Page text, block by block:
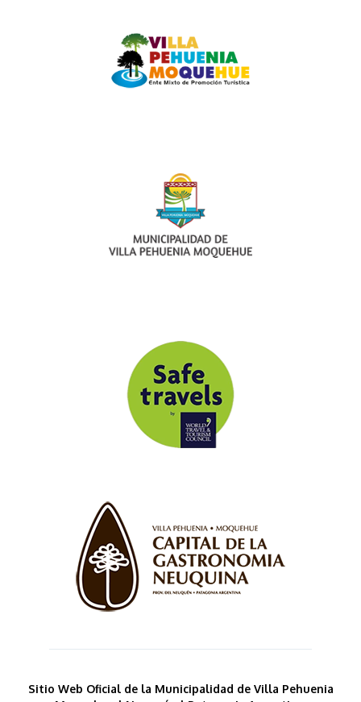
Sitio Web Oficial de la Municipalidad de Villa Pehuenia